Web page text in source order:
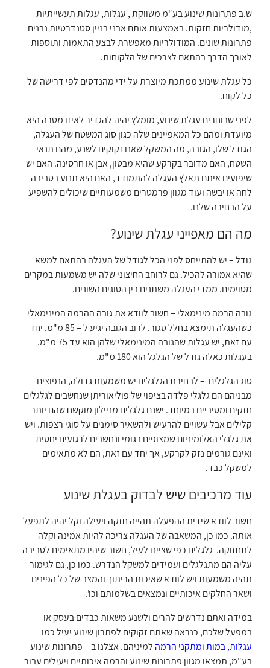
ש.ב פתרונות שינוע בע"מ משווקת , עגלות, עגלות תעשייתיות
,מודולריות חזקות. באמצעות אותם אבני בניין סטנדרטיות נבנים
פתרונות שונים. המודולריות מאפשרת לבצע התאמות ותוספות
לאורך הדרך בהתאם לצרכים של הלקוחות.
כל עגלת שינוע ממתכת מיוצרת על ידי מהנדסים לפי דרישה של
כל לקוח.
לפני שבוחרים עגלת שינוע, מומלץ יהיה להגדיר לאיזו מטרה היא
מיועדת ומהם כל המאפיינים שלה כגון סוג המשטח של העגלה,
הגודל שלו, הגובה, מה המשקל שאנו זקוקים לשנע, מהם תנאי
השטח, האם מדובר בקרקע שהיא מבטון, אבן או חרסינה. האם יש
שיפועים איתם תאלץ העגלה להתמודד, האם היא תנוע בסביבה
לחה או יבשה ועוד מגוון פרמטרים משמעותיים שיכולים להשפיע
על הבחירה שלנו.
מה הם מאפייני עגלת שינוע?
גודל – יש להתייחס לפני הכל לגודל של העגלה בהתאם למשא
שהיא אמורה להכיל. גם לרוחב החיצוני שלה יש משמעות במקרים
מסוימים. ממדי העגלה משתנים בין הסוגים השונים.
גובה הרמה מינימאלי – חשוב לוודא את גובה ההרמה המינימאלי
כשהעגלה תימצא בחלל סגור. לרוב הגובה יגיע ל – 85 מ"מ. יחד
עם זאת, יש עגלות שהגובה המינימאלי שלהן הוא עד 75 מ"מ.
בעגלות כאלה גודל של הגלגל הוא 180 מ"מ.
סוג הגלגלים – לבחירת הגלגלים יש משמעות גדולה, הנפוצים
מבניהם הם גלגלי פלדה בציפוי של פוליאוריתן שנחשבים לגלגלים
חזקים ומסיביים במיוחד. ישנם גלגלים מניילון מוקשח שהם יותר
קלילים אבל עשויים להרעיש ולהשאיר סימנים על סוגי רצפות. ויש
את גלגלי האלומיניום שמצופים בגומי ונחשבים לרגועים יחסית
ואינם גורמים נזק לקרקע, אך יחד עם זאת, הם לא מתאימים
למשקל כבד.
עוד מרכיבים שיש לבדוק בעגלת שינוע
חשוב לוודא שידית ההפעלה תהייה חזקה ויעילה וקל יהיה לתפעל
אותה. כמו כן, המשאבה של העגלה צריכה להיות אמינה וקלה
לתחזוקה. גלגלים כפי שציינו לעיל, חשוב שיהיו מתאימים לסביבה
עליה הם מתגלגלים ועמידים למשקל הנדרש. כמו כן, גם לגימור
תהיה משמעות ויש לוודא שאיכות הריתוך והמצב של כל הפינים
ושאר החלקים איכותיים ונמצאים בשלמותם וכו'.
במידה ואתם נדרשים להרים ולשנע משאות כבדים בעסק או
במפעל שלכם, כנראה שאתם זקוקים לפתרון שינוע יעיל כמו
עגלות, במות ומתקני הרמה למיניהם. אצלנו ב – פתרונות שינוע
בע"מ, תמצאו מגוון פתרונות שינוע והרמה איכותיים ויעילים עבור